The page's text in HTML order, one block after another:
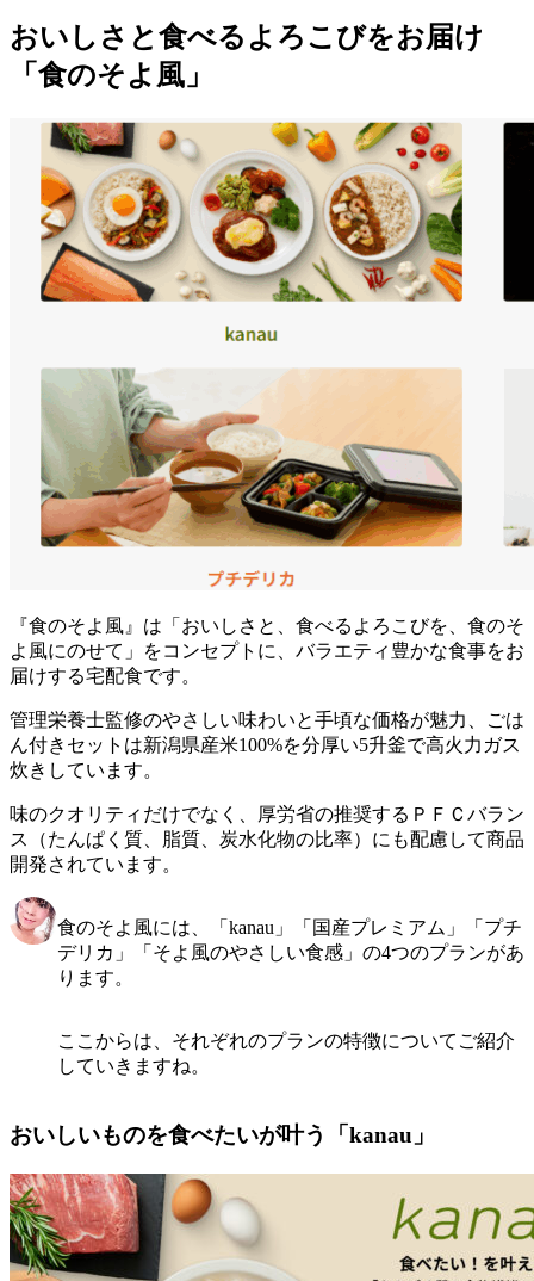
おいしさと食べるよろこびをお届け
「食のそよ風」
『食のそよ風』は「おいしさと、食べるよろこびを、食のそ
よ風にのせて」をコンセプトに、バラエティ豊かな食事をお
届けする宅配食です。
管理栄養士監修のやさしい味わいと手頃な価格が魅力、ごは
ん付きセットは新潟県産米100%を分厚い5升釜で高火力ガス
炊き しています。
味のクオリティだけでなく、
厚労省の推奨するＰＦＣバラン
ス（たんぱく質、脂質、炭水化物の比率）にも配慮して商品
開発されています。
食のそよ風には、「kanau」「国産プレミアム」「プチ
デリカ」「そよ風のやさしい食感」の4つのプランがあ
ります。
ここからは、それぞれのプランの特徴についてご紹介
していきますね。
おいしいものを食べたいが叶う「kanau」